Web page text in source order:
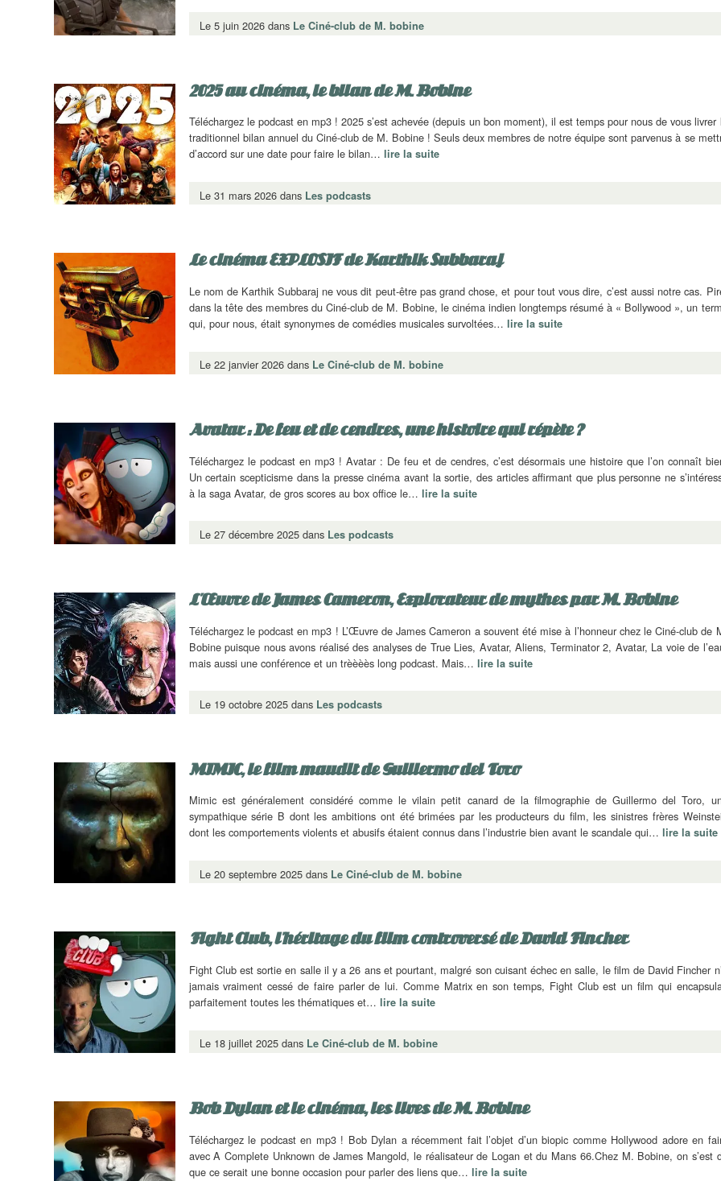
Le 5 juin 2026 dans Le Ciné-club de M. bobine
2025 au cinéma, le bilan de M. Bobine
Téléchargez le podcast en mp3 ! 2025 s’est achevée (depuis un bon moment), il est temps pour nous de vous livrer
traditionnel bilan annuel du Ciné-club de M. Bobine ! Seuls deux membres de notre équipe sont parvenus à se
d’accord sur une date pour faire le bilan… lire la suite
Le 31 mars 2026 dans Les podcasts
Le cinéma EXPLOSIF de Karthik Subbaraj
Le nom de Karthik Subbaraj ne vous dit peut-être pas grand chose, et pour tout vous dire, c’est aussi notre cas.
dans la tête des membres du Ciné-club de M. Bobine, le cinéma indien longtemps résumé à « Bollywood », un
qui, pour nous, était synonymes de comédies musicales survoltées… lire la suite
Le 22 janvier 2026 dans Le Ciné-club de M. bobine
Avatar : De feu et de cendres, une histoire qui répète ?
Téléchargez le podcast en mp3 ! Avatar : De feu et de cendres, c’est désormais une histoire que l’on connaît
Un certain scepticisme dans la presse cinéma avant la sortie, des articles affirmant que plus personne ne
à la saga Avatar, de gros scores au box office le… lire la suite
Le 27 décembre 2025 dans Les podcasts
L’Œuvre de James Cameron, Explorateur de mythes par M. Bobine
Téléchargez le podcast en mp3 ! L’Œuvre de James Cameron a souvent été mise à l’honneur chez le Ciné-club de
Bobine puisque nous avons réalisé des analyses de True Lies, Avatar, Aliens, Terminator 2, Avatar, La voie de
mais aussi une conférence et un trèèèès long podcast. Mais… lire la suite
Le 19 octobre 2025 dans Les podcasts
MIMIC, le film maudit de Guillermo del Toro
Mimic est généralement considéré comme le vilain petit canard de la filmographie de Guillermo del Toro,
sympathique série B dont les ambitions ont été brimées par les producteurs du film, les sinistres frères
dont les comportements violents et abusifs étaient connus dans l’industrie bien avant le scandale qui… lire la suite
Le 20 septembre 2025 dans Le Ciné-club de M. bobine
Fight Club, l’héritage du film controversé de David Fincher
Fight Club est sortie en salle il y a 26 ans et pourtant, malgré son cuisant échec en salle, le film de David Fincher
jamais vraiment cessé de faire parler de lui. Comme Matrix en son temps, Fight Club est un film qui
parfaitement toutes les thématiques et… lire la suite
Le 18 juillet 2025 dans Le Ciné-club de M. bobine
Bob Dylan et le cinéma, les lives de M. Bobine
Téléchargez le podcast en mp3 ! Bob Dylan a récemment fait l’objet d’un biopic comme Hollywood adore en
avec A Complete Unknown de James Mangold, le réalisateur de Logan et du Mans 66.Chez M. Bobine, on s’est
que ce serait une bonne occasion pour parler des liens que… lire la suite